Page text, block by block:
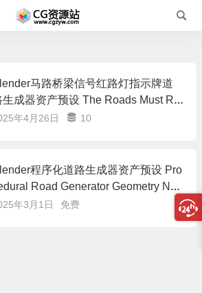
马路桥梁信号红路灯指示牌道
生成器资产预设 The Roads Must Rol
中文字幕教程
年4月26日 10
程序化道路生成器资产预设 Pro
Road Generator Geometry Nod
年3月1日 免费